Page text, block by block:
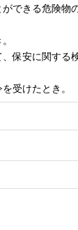
できる危険物
保安に関する
受けたとき。